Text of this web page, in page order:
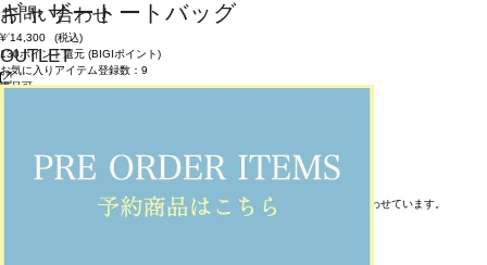
お問い合わせ
OUTLET
ギャザートートバッグ
¥ 14,300
(税込)
130ポイント還元 (BIGIポイント)
お気に入りアイテム登録数： 9
返品可
アイテム説明
薄いながら丈夫なナイロン素材とザイルコード風のアウトドア要素を組み合わせています。